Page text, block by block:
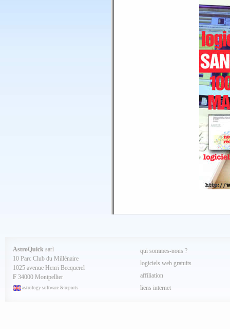
AstroQuick sarl
10 Parc Club du Millénaire
1025 avenue Henri Becquerel
F 34000 Montpellier
astrology software & reports
qui sommes-nous ?
logiciels web gratuits
affiliation
liens internet